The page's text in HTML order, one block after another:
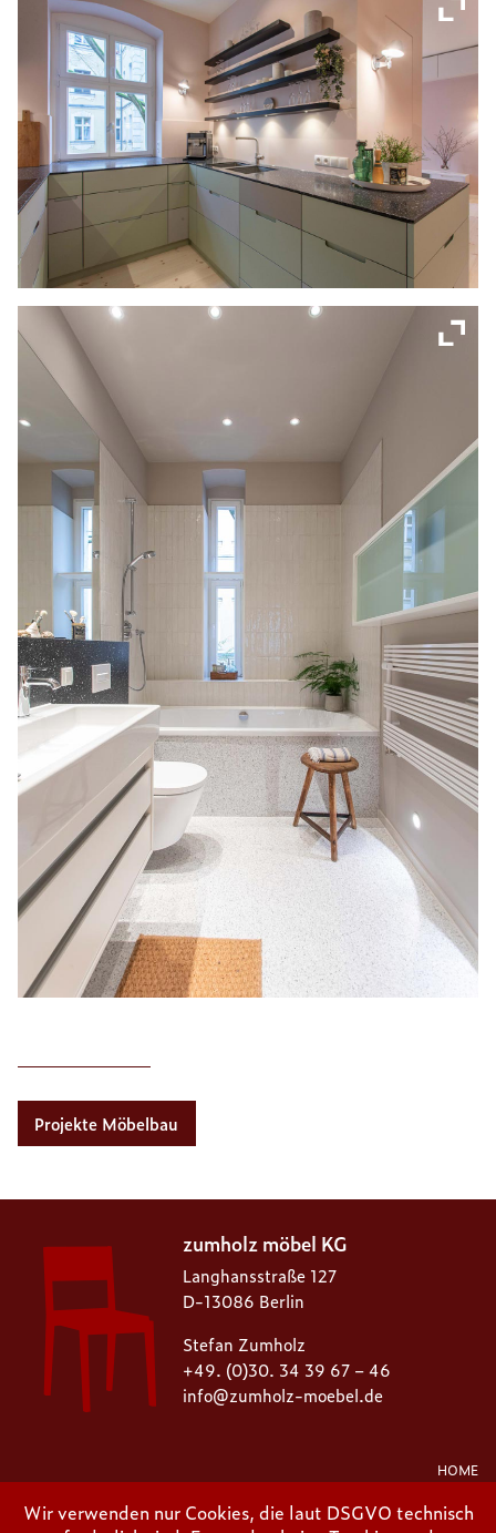
Projekte Möbelbau
zumholz möbel KG
Langhansstraße 127
D-13086 Berlin
Stefan Zumholz
+49. (0)30. 34 39 67 – 46
info@zumholz-moebel.de
HOME
IMPRESSUM
Wir verwenden nur Cookies, die laut DSGVO technisch